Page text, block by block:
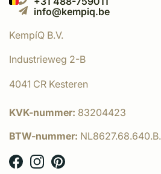
info@kempiq.be
KempíQ B.V.
Industrieweg 2-B
4041 CR Kesteren
KVK-nummer: 83204423
BTW-nummer: